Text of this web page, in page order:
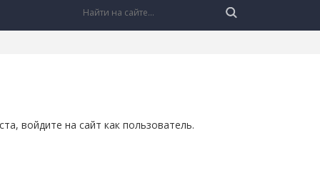
войдите на сайт как пользователь.